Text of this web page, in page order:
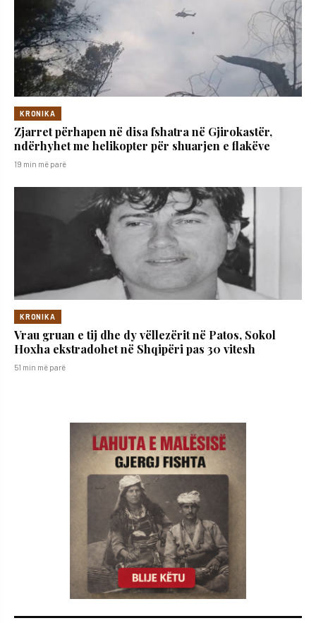
KRONIKA
Zjarret përhapen në disa fshatra në Gjirokastër,
ndërhyhet me helikopter për shuarjen e flakëve
19 min më parë
KRONIKA
Vrau gruan e tij dhe dy vëllezërit në Patos, Sokol
Hoxha ekstradohet në Shqipëri pas 30 vitesh
51 min më parë